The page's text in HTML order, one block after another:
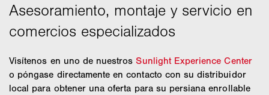
correa con el que se abre y cierra la persiana
Visítenos en uno de nuestrosSunlight Experience Center
o póngase directamente en contacto con su distribuidor
local para obtener una oferta para su persiana enrollable